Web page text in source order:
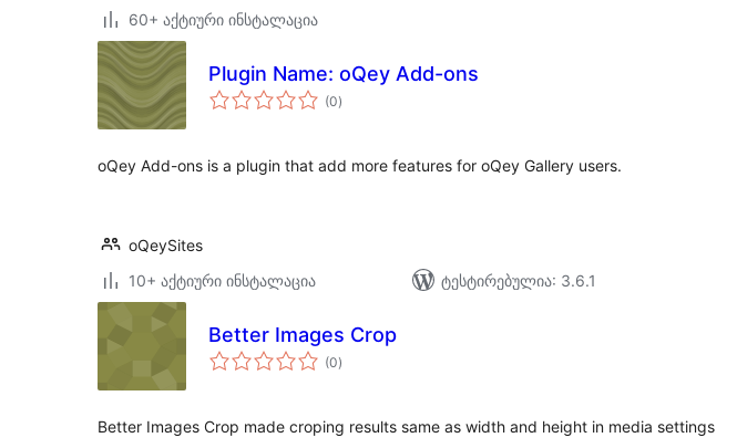
60+ აქტიური ინსტალაცია
Plugin Name: oQey Add-ons
(0საერთო
რეიტინგი
)
oQey Add-ons is a plugin that add more features for oQey Gallery users.
oQeySites
10+ აქტიური ინსტალაცია
ტესტირებულია: 3.6.1
Better Images Crop
(0საერთო
რეიტინგი
)
Better Images Crop made croping results same as width and height in media settings